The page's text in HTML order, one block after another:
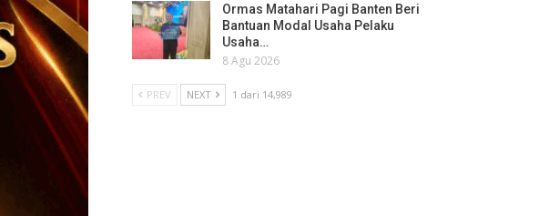
Ormas Matahari Pagi Banten Beri
Bantuan Modal Usaha Pelaku
Usaha…
8 Agu 2026
PREV NEXT 1 dari 14,989